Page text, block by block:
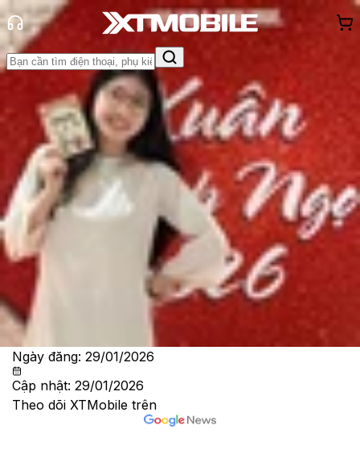
Trang chủ
Tin tức
Tin Mới
Tin MớiĐánh Giá - Trên Tay So SánhTư vấnKhuyến
mãi
Thủ thuậtHỏi đáp App - GameThông báoKhách
hàng - Sự kiện
Galaxy S26 Ultra lộ diện tính năng
màn hình bảo mật đột phá (Security
Display)
Lê Thị Huỳnh Như
Ngày đăng: 29/01/2026
Cập nhật: 29/01/2026
Theo dõi XTMobile trên